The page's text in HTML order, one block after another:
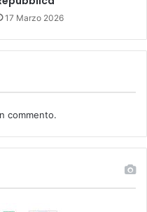
17 Marzo 2026
commento.